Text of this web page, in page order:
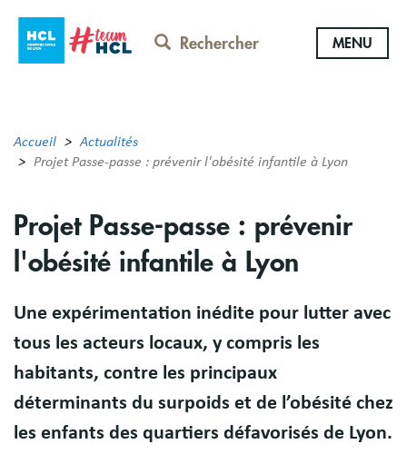
contenu
Rechercher MENU
Accueil
Actualités
Projet Passe-passe : prévenir l'obésité infantile à Lyon
Projet Passe-passe : prévenir
l'obésité infantile à Lyon
Une expérimentation inédite pour lutter avec
tous les acteurs locaux, y compris les
habitants, contre les principaux
déterminants du surpoids et de l’obésité chez
les enfants des quartiers défavorisés de Lyon.